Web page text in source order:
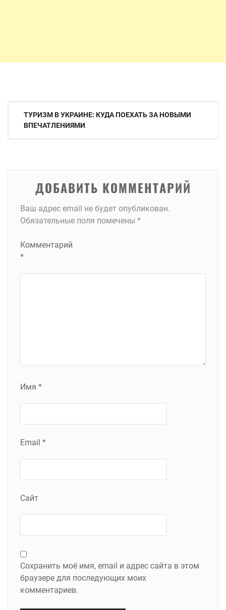
Навигация
ТУРИЗМ В УКРАИНЕ: КУДА ПОЕХАТЬ ЗА НОВЫМИ
ВПЕЧАТЛЕНИЯМИ
ДОБАВИТЬ КОММЕНТАРИЙ
Ваш адрес email не будет опубликован.
Обязательные поля помечены *
Комментарий
*
Имя *
Email *
Сайт
Сохранить моё имя, email и адрес сайта в этом
браузере для последующих моих
комментариев.